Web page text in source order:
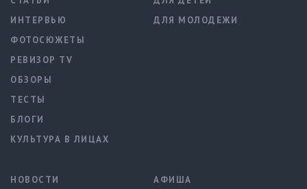
ИНТЕРВЬЮ
ФОТОСЮЖЕТЫ
РЕВИЗОР TV
ОБЗОРЫ
ТЕСТЫ
БЛОГИ
КУЛЬТУРА В ЛИЦАХ
ДЛЯ МОЛОДЕЖИ
НОВОСТИ
АФИША